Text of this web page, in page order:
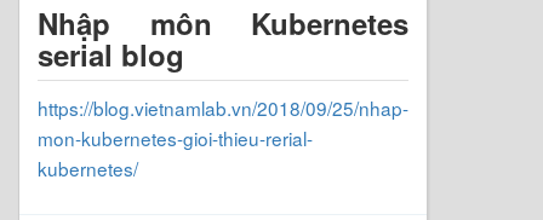
Nhập môn Kubernetes
serial blog
https://blog.vietnamlab.vn/2018/09/25/nhap-
mon-kubernetes-gioi-thieu-rerial-
kubernetes/